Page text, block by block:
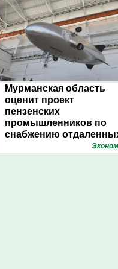
Мурманская область
оценит проект
пензенских
промышленников по
снабжению
поселений с помощью